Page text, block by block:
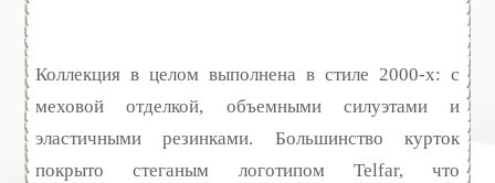
Коллекция в целом выполнена в стиле 2000-х: с
меховой отделкой, объемными силуэтами и
эластичными резинками. Большинство курток
покрыто стеганым логотипом Telfar, что